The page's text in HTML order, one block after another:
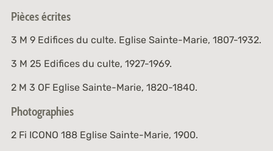
Pièces écrites
3 M 9Edifices du culte. Eglise Sainte-Marie, 1807-1932.
3 M 25 Edifices du culte, 1927-1969.
2 M 3 OFEglise Sainte-Marie, 1820-1840.
Photographies
2 Fi ICONO 188Eglise Sainte-Marie, 1900.